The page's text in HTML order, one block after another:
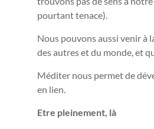
pourtant tenace).
Nous pouvons aussi venir à
des autres et du monde, et
Méditer nous permet de
en lien.
Etre pleinement, là